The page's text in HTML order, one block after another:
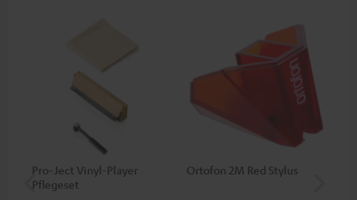
Pro-Ject Vinyl-Player
Pflegeset
Ortofon 2M Red Stylus